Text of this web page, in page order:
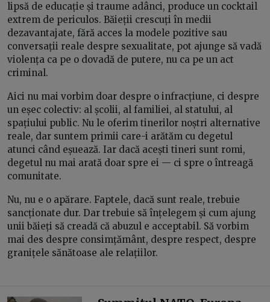
lipsă de educație și traume adânci, produce un cocktail
extrem de periculos. Băieții crescuți în medii
dezavantajate, fără acces la modele pozitive sau
conversații reale despre sexualitate, pot ajunge să vadă
violența ca pe o dovadă de putere, nu ca pe un act
criminal.
Aici nu mai vorbim doar despre o infracțiune, ci despre
un eșec colectiv: al școlii, al familiei, al statului, al
spațiului public. Nu le oferim tinerilor noștri alternative
reale, dar suntem primii care-i arătăm cu degetul
atunci când eșuează. Iar dacă acești tineri sunt romi,
degetul nu mai arată doar spre ei — ci spre o întreagă
comunitate.
Nu, nu e o apărare. Faptele, dacă sunt reale, trebuie
sancționate dur. Dar trebuie să înțelegem și cum ajung
unii băieți să creadă că abuzul e acceptabil. Să vorbim
mai des despre consimțământ, despre respect, despre
granițele sănătoase ale relațiilor.